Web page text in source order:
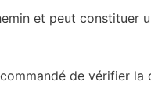
et peut constituer
de vérifier la